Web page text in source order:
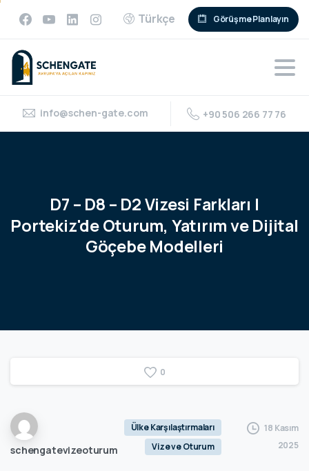
Türkçe Görüşme Planlayın
info@schen-gate.com +90 506 266 77 76
D7 – D8 – D2Vizesi Farkları |
Portekiz'deOturum, Yatırımve Dijital
Göçebe Modelleri
0
schengatevizeoturum
Ülke Karşılaştırmaları
Vize ve Oturum
18 Kasım
2025